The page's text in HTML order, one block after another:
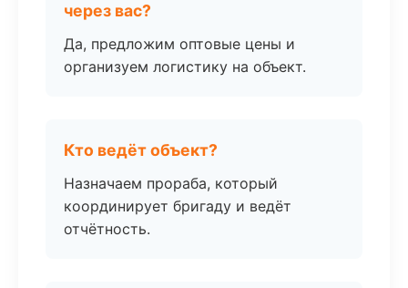
через вас?
Да, предложим оптовые цены и
организуем логистику на объект.
Кто ведёт объект?
Назначаем прораба, который
координирует бригаду и ведёт
отчётность.